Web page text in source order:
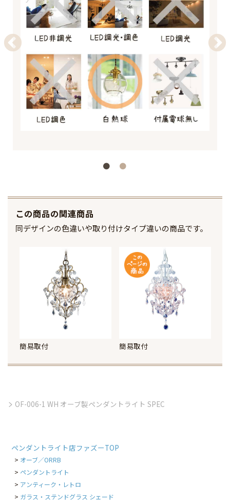
この商品の関連商品
同デザインの色違いや取り付けタイプ違いの商品です。
簡易取付 簡易取付
OF-006-1 WH オーブ製ペンダントライト SPEC
ペンダントライト店ファズーTOP
オーブ／ORRB
ペンダントライト
アンティーク・レトロ
ガラス・ステンドグラス シェード